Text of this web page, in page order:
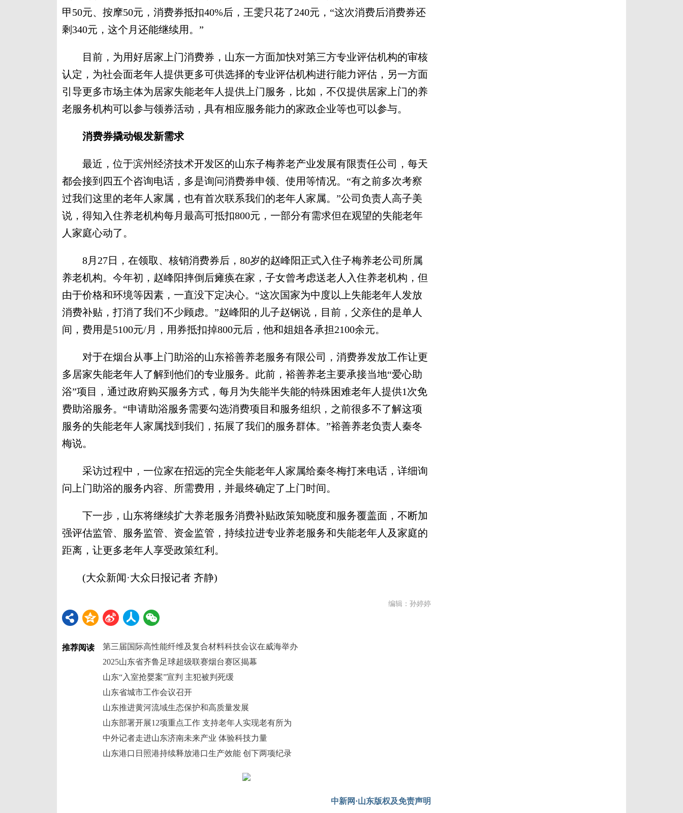
甲50元、按摩50元，消费券抵扣40%后，王雯只花了240元，“这次消费后消费券还
剩340元，这个月还能继续用。”
目前，为用好居家上门消费券，山东一方面加快对第三方专业评估机构的审核
认定，为社会面老年人提供更多可供选择的专业评估机构进行能力评估，另一方面
引导更多市场主体为居家失能老年人提供上门服务，比如，不仅提供居家上门的养
老服务机构可以参与领券活动，具有相应服务能力的家政企业等也可以参与。
消费券撬动银发新需求
最近，位于滨州经济技术开发区的山东子梅养老产业发展有限责任公司，每天
都会接到四五个咨询电话，多是询问消费券申领、使用等情况。“有之前多次考察
过我们这里的老年人家属，也有首次联系我们的老年人家属。”公司负责人高子美
说，得知入住养老机构每月最高可抵扣800元，一部分有需求但在观望的失能老年
人家庭心动了。
8月27日，在领取、核销消费券后，80岁的赵峰阳正式入住子梅养老公司所属
养老机构。今年初，赵峰阳摔倒后瘫痪在家，子女曾考虑送老人入住养老机构，但
由于价格和环境等因素，一直没下定决心。“这次国家为中度以上失能老年人发放
消费补贴，打消了我们不少顾虑。”赵峰阳的儿子赵钢说，目前，父亲住的是单人
间，费用是5100元/月，用券抵扣掉800元后，他和姐姐各承担2100余元。
对于在烟台从事上门助浴的山东裕善养老服务有限公司，消费券发放工作让更
多居家失能老年人了解到他们的专业服务。此前，裕善养老主要承接当地“爱心助
浴”项目，通过政府购买服务方式，每月为失能半失能的特殊困难老年人提供1次免
费助浴服务。“申请助浴服务需要勾选消费项目和服务组织，之前很多不了解这项
服务的失能老年人家属找到我们，拓展了我们的服务群体。”裕善养老负责人秦冬
梅说。
采访过程中，一位家在招远的完全失能老年人家属给秦冬梅打来电话，详细询
问上门助浴的服务内容、所需费用，并最终确定了上门时间。
下一步，山东将继续扩大养老服务消费补贴政策知晓度和服务覆盖面，不断加
强评估监管、服务监管、资金监管，持续拉进专业养老服务和失能老年人及家庭的
距离，让更多老年人享受政策红利。
(大众新闻·大众日报记者 齐静)
编辑：孙婷婷
推荐阅读
第三届国际高性能纤维及复合材料科技会议在威海举办
2025山东省齐鲁足球超级联赛烟台赛区揭幕
山东“入室抢婴案”宣判 主犯被判死缓
山东省城市工作会议召开
山东推进黄河流域生态保护和高质量发展
山东部署开展12项重点工作 支持老年人实现老有所为
中外记者走进山东济南未来产业 体验科技力量
山东港口日照港持续释放港口生产效能 创下两项纪录
中新网·山东版权及免责声明